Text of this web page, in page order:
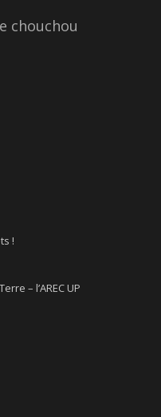
chouchou
!
– l’AREC UP